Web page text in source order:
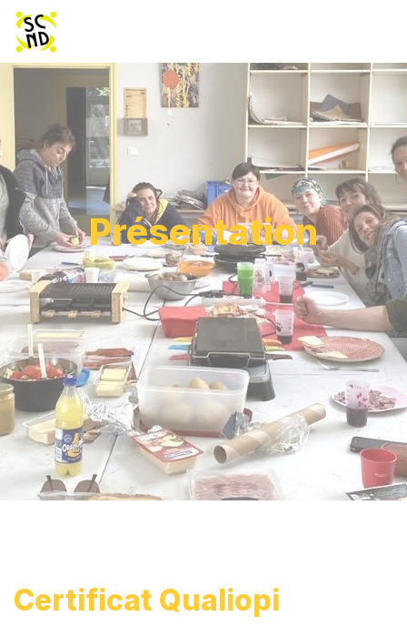
Présentation
Certificat Qualiopi